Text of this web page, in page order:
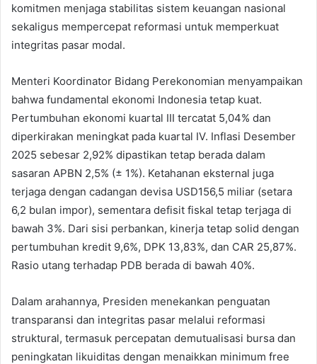
komitmen menjaga stabilitas sistem keuangan nasional
sekaligus mempercepat reformasi untuk memperkuat
integritas pasar modal.
Menteri Koordinator Bidang Perekonomian menyampaikan
bahwa fundamental ekonomi Indonesia tetap kuat.
Pertumbuhan ekonomi kuartal III tercatat 5,04% dan
diperkirakan meningkat pada kuartal IV. Inflasi Desember
2025 sebesar 2,92% dipastikan tetap berada dalam
sasaran APBN 2,5% (± 1%). Ketahanan eksternal juga
terjaga dengan cadangan devisa USD156,5 miliar (setara
6,2 bulan impor), sementara defisit fiskal tetap terjaga di
bawah 3%. Dari sisi perbankan, kinerja tetap solid dengan
pertumbuhan kredit 9,6%, DPK 13,83%, dan CAR 25,87%.
Rasio utang terhadap PDB berada di bawah 40%.
Dalam arahannya, Presiden menekankan penguatan
transparansi dan integritas pasar melalui reformasi
struktural, termasuk percepatan demutualisasi bursa dan
peningkatan likuiditas dengan menaikkan minimum free